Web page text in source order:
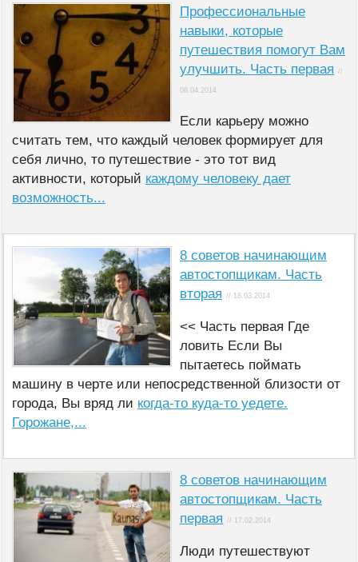
Профессиональные
навыки, которые
путешествия помогут Вам
улучшить. Часть первая //
08.04.2014
Если карьеру можно
считать тем, что каждый человек формирует для
себя лично, то путешествие - это тот вид
активности, который каждому человеку дает
возможность...
8 советов начинающим
автостопщикам. Часть
вторая // 18.03.2014
<< Часть первая Где
ловить Если Вы
пытаетесь поймать
машину в черте или непосредственной близости от
города, Вы вряд ли когда-то куда-то уедете.
Горожане,...
8 советов начинающим
автостопщикам. Часть
первая // 17.02.2014
Люди путешествуют